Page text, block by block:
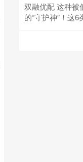
双融优配 这种被
的“守护神”！这